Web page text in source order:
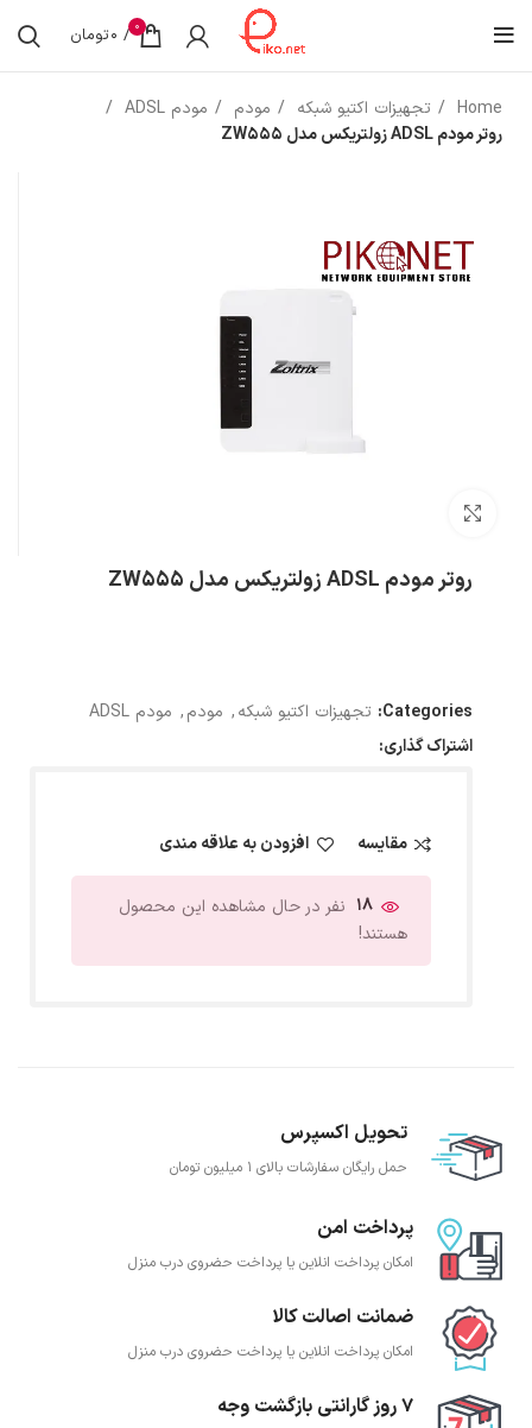
0
/
0تومان
Home تجهیزات اکتیو شبکه مودم
مودم ADSL
روتر مودم ADSL زولتریکس مدل ZW555
روتر مودم ADSL زولتریکس مدل ZW555
Categories: تجهیزات اکتیو شبکه, مودم, مودم ADSL
اشتراک گذاری:
مقایسه افزودن به علاقه مندی
18 نفر در حال مشاهده این محصول
هستند!
تحویل اکسپرس
حمل رایگان سفارشات بالای 1 میلیون تومان
پرداخت امن
امکان پرداخت انلاین یا پرداخت حضروی درب منزل
ضمانت اصالت کالا
امکان پرداخت انلاین یا پرداخت حضروی درب منزل
7 روز گارانتی بازگشت وجه